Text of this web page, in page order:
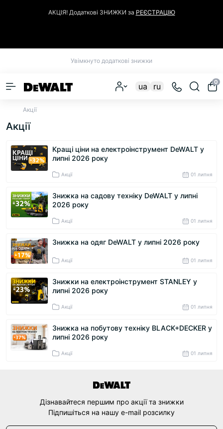
АКЦІЯ! Додаткові ЗНИЖКИ за РЕЄСТРАЦІЮ
Увімкнуто додаткові знижки
ua ru 0
Акції
Акції
Кращі ціни на електроінструмент DeWALT у
липні 2026 року
Акції 01 липня
Знижка на садову техніку DeWALT у липні
2026 року
Акції 01 липня
Знижка на одяг DeWALT у липні 2026 року
Акції 01 липня
Знижки на електроінструмент STANLEY у
липні 2026 року
Акції 01 липня
Знижка на побутову техніку BLACK+DECKER у
липні 2026 року
Акції 01 липня
Дізнавайтеся першим про акції та знижки
Підпишіться на нашу e-mail розсилку